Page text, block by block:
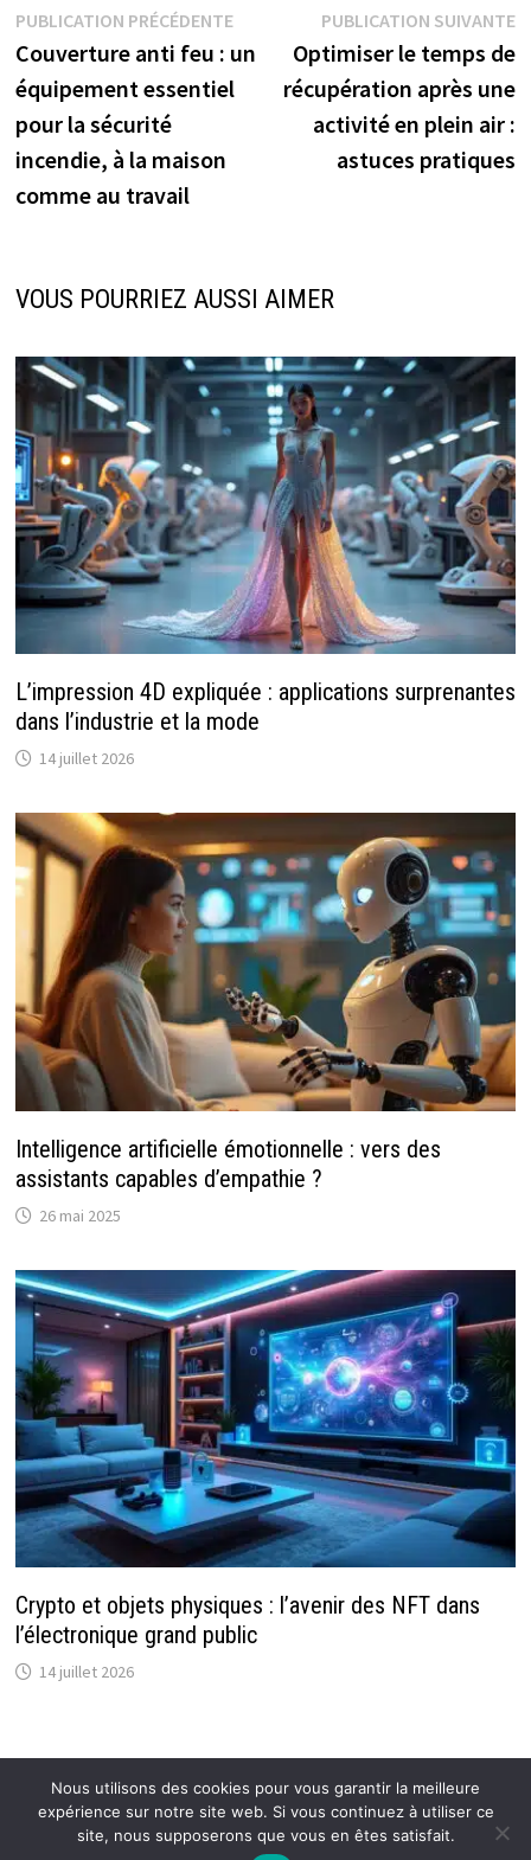
Navigation
de
l’article
PUBLICATION PRÉCÉDENTEPublication
précédente :
Couverture anti feu : un
équipement essentiel
pour la sécurité
incendie, à la maison
comme au travail
PUBLICATION SUIVANTE
Optimiser le temps de
récupération après une
activité en plein air :
astuces pratiques
VOUS POURRIEZ AUSSI AIMER
L’impression 4D expliquée : applications surprenantes
dans l’industrie et la mode
14 juillet 2026
Intelligence artificielle émotionnelle : vers des
assistants capables d’empathie ?
26 mai 2025
Crypto et objets physiques : l’avenir des NFT dans
l’électronique grand public
14 juillet 2026
Copyright © 2026Flexmind: Blog Actu de référence.
Nous utilisons des cookies pour vous garantir la meilleure
expérience sur notre site web. Si vous continuez à utiliser ce
site, nous supposerons que vous en êtes satisfait.